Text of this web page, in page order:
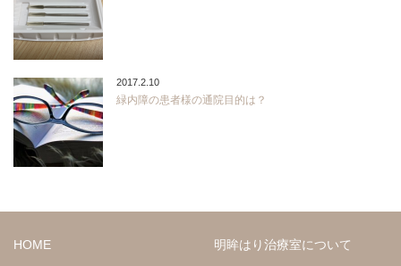
2017.2.10
緑内障の患者様の通院目的は？
HOME 明眸はり治療室について